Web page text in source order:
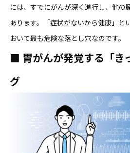
には、すでにがんが深く進行し、他の
あります。「症状がないから健康」と
おいて最も危険な落とし穴なのです。
■ 胃がんが発覚する「き
グ